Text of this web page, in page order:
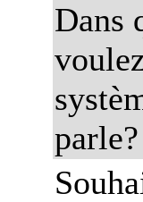
Dans
parle?